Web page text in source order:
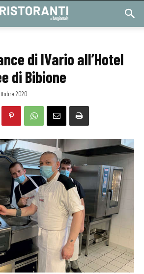
di IVario all’Hotel
di Bibione
2020